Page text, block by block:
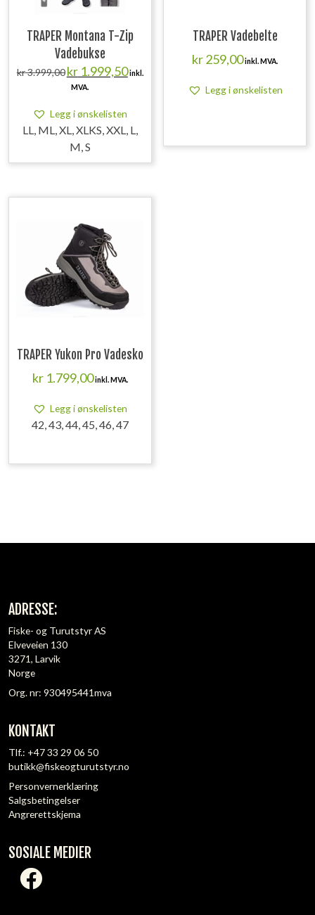
TRAPER Montana T-Zip
Vadebukse
kr3.999,00 Opprinnelig
pris
var:
kr1.999,50Nåværende
pris
inkl.
MVA.
Legg i ønskelisten
LL, ML, XL, XLKS, XXL, L,
M, S
TRAPER Vadebelte
kr259,00inkl. MVA.
Legg i ønskelisten
TRAPER Yukon Pro Vadesko
kr1.799,00inkl. MVA.
Legg i ønskelisten
42, 43, 44, 45, 46, 47
ADRESSE:
Fiske- og Turutstyr AS
Elveveien 130
3271, Larvik
Norge
Org. nr: 930495441mva
KONTAKT
Tlf.: +47 33 29 06 50
butikk@fiskeogturutstyr.no
Personvernerklæring
Salgsbetingelser
Angrerettskjema
SOSIALE MEDIER